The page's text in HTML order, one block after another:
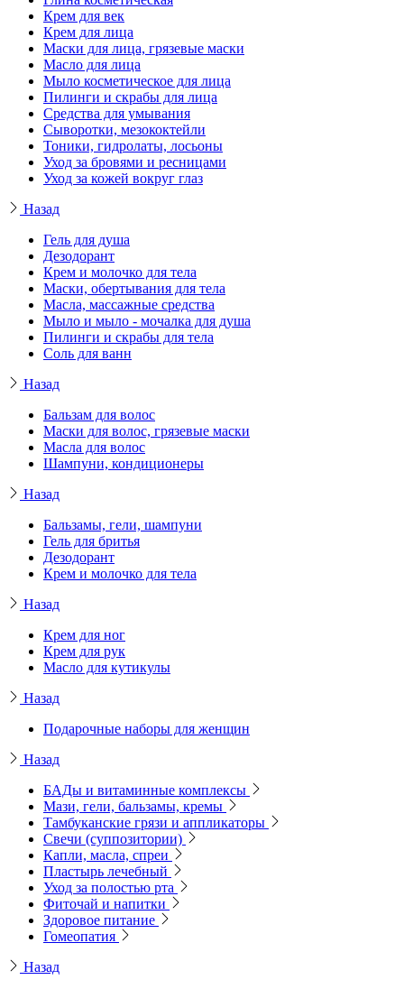
Крем для век
Крем для лица
Маски для лица, грязевые маски
Масло для лица
Мыло косметическое для лица
Пилинги и скрабы для лица
Средства для умывания
Сыворотки, мезококтейли
Тоники, гидролаты, лосьоны
Уход за бровями и ресницами
Уход за кожей вокруг глаз
Назад
Гель для душа
Дезодорант
Крем и молочко для тела
Маски, обертывания для тела
Масла, массажные средства
Мыло и мыло - мочалка для душа
Пилинги и скрабы для тела
Соль для ванн
Назад
Бальзам для волос
Маски для волос, грязевые маски
Масла для волос
Шампуни, кондиционеры
Назад
Бальзамы, гели, шампуни
Гель для бритья
Дезодорант
Крем и молочко для тела
Назад
Крем для ног
Крем для рук
Масло для кутикулы
Назад
Подарочные наборы для женщин
Назад
БАДы и витаминные комплексы
Мази, гели, бальзамы, кремы
Тамбуканские грязи и аппликаторы
Свечи (суппозитории)
Капли, масла, спреи
Пластырь лечебный
Уход за полостью рта
Фиточай и напитки
Здоровое питание
Гомеопатия
Назад